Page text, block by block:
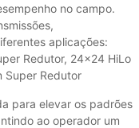
no campo.
aplicações:
Redutor, 24×24 HiLo
Super Redutor
para elevar os padrões
ao operador um